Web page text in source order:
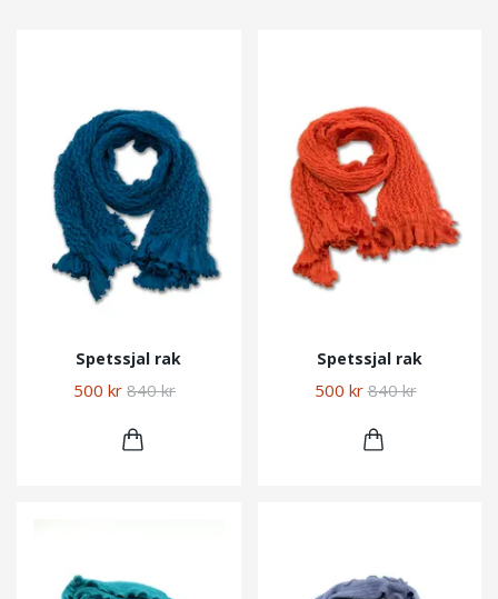
Spetssjal rak
500 kr 840 kr
Spetssjal rak
500 kr 840 kr